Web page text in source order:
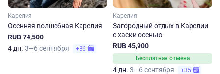
Карелия
Осенняя волшебная Карелия
RUB 74,500
4 дн. 3—6 сентября +36
Карелия
Загородный отдых в Карелии
с хаски осенью
RUB 45,900
Бесплатная отмена
4 дн. 3—6 сентября +35